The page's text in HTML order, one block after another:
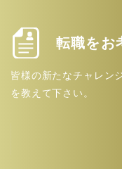
転職をお
皆様の新たなチャレン
を教えて下さい。